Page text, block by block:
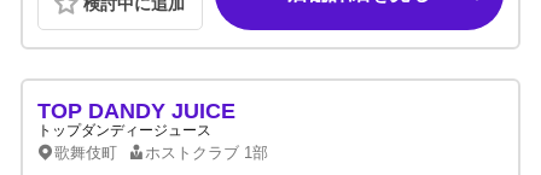
TOP DANDY JUICE
トップダンディージュース
歌舞伎町 ホストクラブ 1部